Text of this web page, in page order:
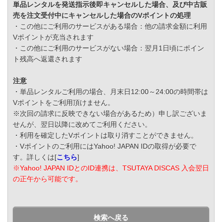
単品レンタルを発送指示後即キャンセルした場合、及び中古販
売を注文受付中にキャンセルした場合のVポイントの処理
・この他にご利用のサービスがある場合：他の請求金額に利用
Vポイントが充当されます
・この他にご利用のサービスがない場合：翌月1日頃にポイン
ト残高へ返還されます
注意
・単品レンタルご利用の場合、月末日12:00～24:00の時間帯は
Vポイントをご利用頂けません。
※次回の請求に反映できない場合があるため）申し訳ございま
せんが、翌日以降に改めてご利用ください。
・利用を確定したVポイントは取り消すことができません。
・Vポイントのご利用にはYahoo! JAPAN IDの取得が必要で
す。詳しくは[こちら]
※Yahoo! JAPAN IDとのID連携は、TSUTAYA DISCAS 入会翌日
の正午から可能です。
検索へ戻る